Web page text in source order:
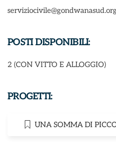
POSTI DISPONIBILI:
2 (CON VITTO E ALLOGGIO)
PROGETTI:
UNA SOMMA DI